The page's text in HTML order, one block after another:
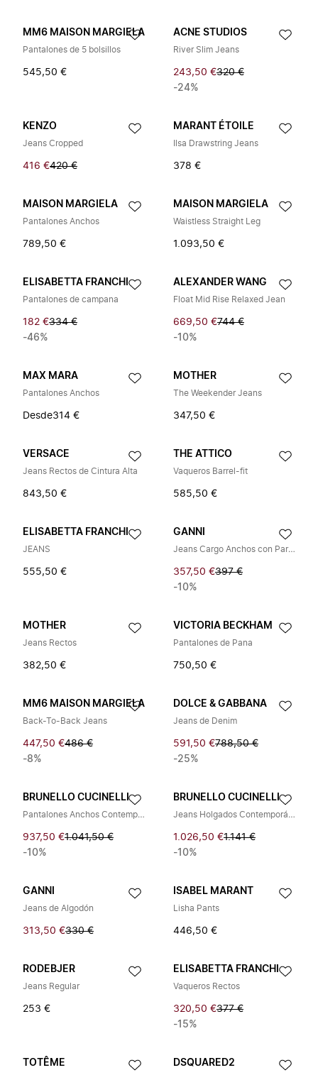
MM6 MAISON MARGIELA
Pantalones de 5 bolsillos
545,50 €
ACNE STUDIOS
River Slim Jeans
243,50 €320 €
-24%
KENZO
Jeans Cropped
416 €420 €
MARANT ÉTOILE
Ilsa Drawstring Jeans
378 €
MAISON MARGIELA
Pantalones Anchos
789,50 €
MAISON MARGIELA
Waistless Straight Leg
1.093,50 €
ELISABETTA FRANCHI
Pantalones de campana
182 €334 €
-46%
ALEXANDER WANG
Float Mid Rise Relaxed Jean
669,50 €744 €
-10%
MAX MARA
Pantalones Anchos
Desde314 €
MOTHER
The Weekender Jeans
347,50 €
VERSACE
Jeans Rectos de Cintura Alta
843,50 €
THE ATTICO
Vaqueros Barrel-fit
585,50 €
ELISABETTA FRANCHI
JEANS
555,50 €
GANNI
Jeans Cargo Anchos con Parches
357,50 €397 €
-10%
MOTHER
Jeans Rectos
382,50 €
VICTORIA BECKHAM
Pantalones de Pana
750,50 €
MM6 MAISON MARGIELA
Back-To-Back Jeans
447,50 €486 €
-8%
DOLCE & GABBANA
Jeans de Denim
591,50 €788,50 €
-25%
BRUNELLO CUCINELLI
Pantalones Anchos Contemporáneos
937,50 €1.041,50 €
-10%
BRUNELLO CUCINELLI
Jeans Holgados Contemporáneos
1.026,50 €1.141 €
-10%
GANNI
Jeans de Algodón
313,50 €330 €
ISABEL MARANT
Lisha Pants
446,50 €
RODEBJER
Jeans Regular
253 €
ELISABETTA FRANCHI
Vaqueros Rectos
320,50 €377 €
-15%
TOTÊME DSQUARED2